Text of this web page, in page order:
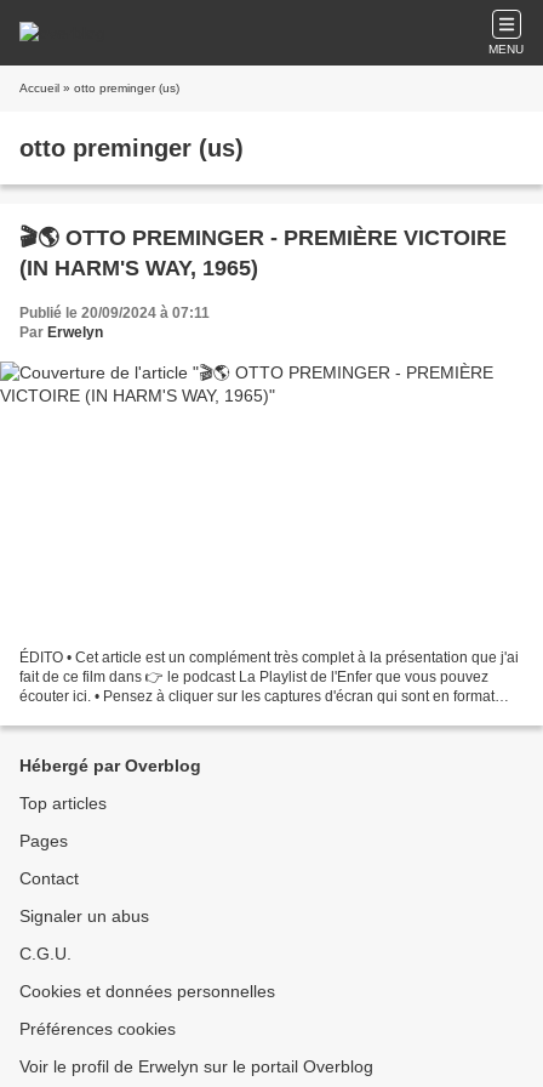
MENU
Accueil » otto preminger (us)
otto preminger (us)
🎬🌎 OTTO PREMINGER - PREMIÈRE VICTOIRE
(IN HARM'S WAY, 1965)
Publié le 20/09/2024 à 07:11
Par Erwelyn
ÉDITO • Cet article est un complément très complet à la présentation que j'ai
fait de ce film dans 👉 le podcast La Playlist de l'Enfer que vous pouvez
écouter ici. • Pensez à cliquer sur les captures d'écran qui sont en format
Hébergé par Overblog
Top articles
Pages
Contact
Signaler un abus
C.G.U.
Cookies et données personnelles
Préférences cookies
Voir le profil de Erwelyn sur le portail Overblog